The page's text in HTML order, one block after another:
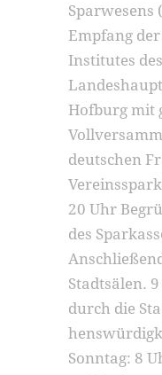
Sparwesens
Empfang
Institutes
Hofburg mit
deutschen
20 Uhr
des
Stadtsälen.
durch die
Sonntag: 8